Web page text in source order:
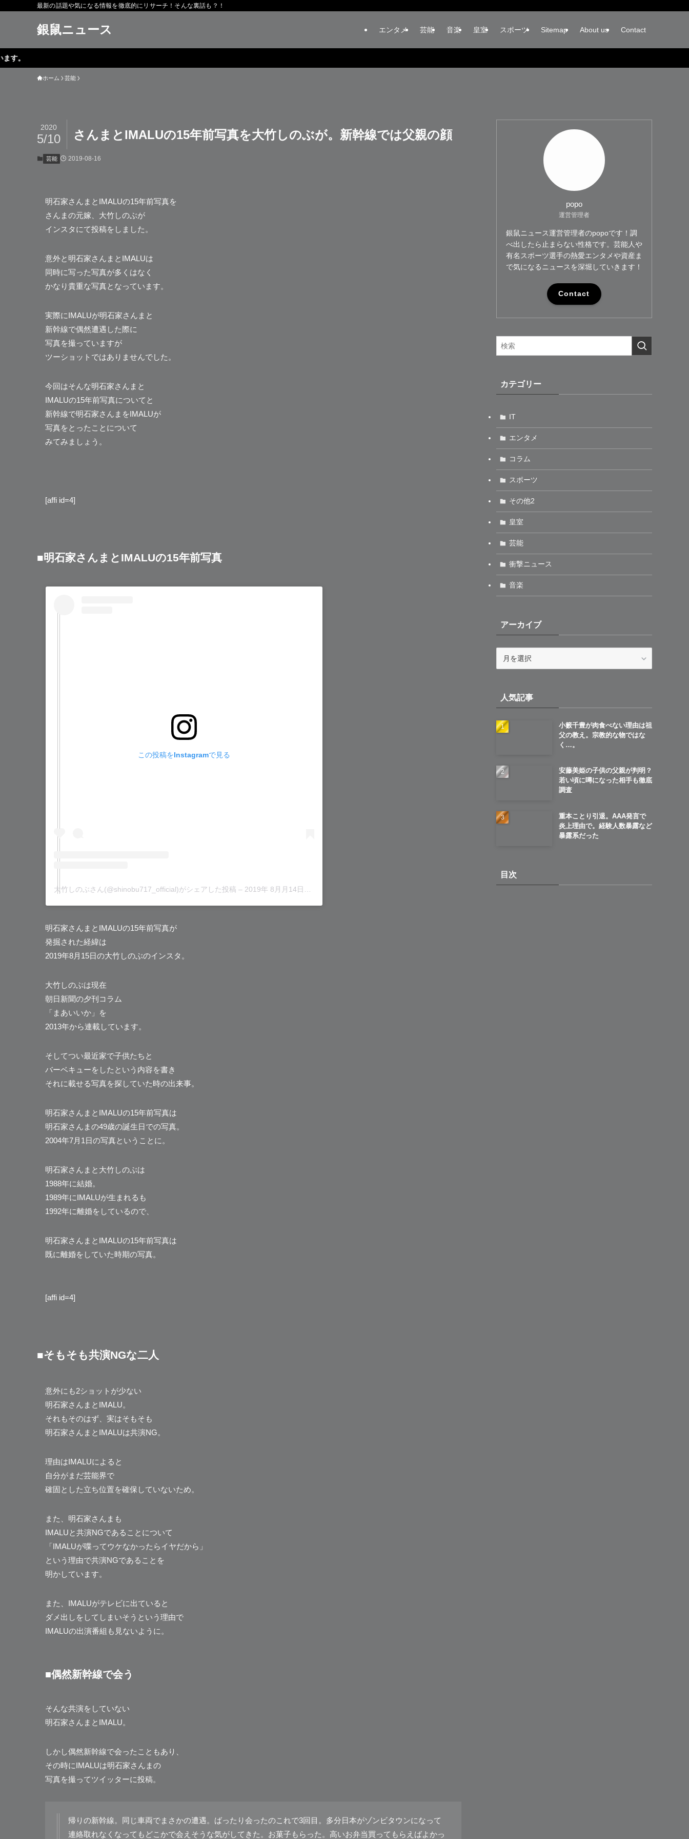
最新の話題や気になる情報を徹底的にリサーチ！そんな裏話も？！
銀鼠ニュース エンタメ 芸能 音楽 皇室 スポーツ Sitemap About us Contact
ホーム 芸能
さんまとIMALUの15年前写真を大竹しのぶが。新幹線では父親の顔
2020
5/10
芸能 2019-08-16
明石家さんま とIMALUの15年前写真を
さんまの元嫁、大竹しのぶが
インスタにて投稿をしました。
意外と明石家さんまとIMALUは
同時に写った写真が多くはなく
かなり貴重な写真となっています。
実際にIMALUが明石家さんまと
新幹線で偶然遭遇した際に
写真を撮っていますが
ツーショットではありませんでした。
今回はそんな明石家さんまと
IMALUの15年前写真についてと
新幹線で明石家さんまをIMALUが
写真をとったことについて
みてみましょう。
[affi id=4]
■明石家さんまとIMALUの15年前写真
この投稿をInstagramで見る
大竹しのぶさん(@shinobu717_official)がシェアした投稿 – 2019年 8月月14日午後8時52分PDT
明石家さんまとIMALUの15年前写真が
発掘された経緯は
2019年8月15日の大竹しのぶのインスタ。
大竹しのぶは現在
朝日新聞の夕刊コラム
「まあいいか」を
2013年から連載しています。
そしてつい最近家で子供たちと
バーベキューをしたという内容を書き
それに載せる写真を探していた時の出来事。
明石家さんまとIMALUの15年前写真は
明石家さんまの49歳の誕生日での写真。
2004年7月1日の写真ということに。
明石家さんまと大竹しのぶは
1988年に結婚。
1989年にIMALUが生まれるも
1992年に離婚をしているので、
明石家さんまとIMALUの15年前写真は
既に離婚をしていた時期の写真。
[affi id=4]
■そもそも共演NGな二人
意外にも2ショットが少ない
明石家さんまとIMALU。
それもそのはず、実はそもそも
明石家さんまとIMALUは共演NG。
理由はIMALUによると
自分がまだ芸能界で
確固とした立ち位置を確保していないため。
また、明石家さんまも
IMALUと共演NGであることについて
「IMALUが喋ってウケなかったらイヤだから」
という理由で共演NGであることを
明かしています。
また、IMALUがテレビに出ていると
ダメ出しをしてしまいそうという理由で
IMALUの出演番組も見ないように。
■偶然新幹線で会う
そんな共演をしていない
明石家さんまとIMALU。
しかし偶然新幹線で会ったこともあり、
その時にIMALUは明石家さんまの
写真を撮ってツイッターに投稿。
帰りの新幹線。同じ車両でまさかの遭遇。ばったり会ったのこれで3回目。多分日本がゾンビタウンになって
連絡取れなくなってもどこかで会えそうな気がしてきた。お菓子もらった。高いお弁当買ってもらえばよかっ
popo
運営管理者
銀鼠ニュース運営管理者のpopoです！調
べ出したら止まらない性格です。芸能人や
有名スポーツ選手の熱愛エンタメや資産ま
で気になるニュースを深堀していきます！
Contact
カテゴリー
IT
エンタメ
コラム
スポーツ
その他2
皇室
芸能
衝撃ニュース
音楽
アーカイブ
ブ人気記事
小籔千豊が肉食べない理由は祖
父の教え。宗教的な物ではな
く…。
安藤美姫の子供の父親が判明？
若い頃に噂になった相手も徹底
調査
重本ことり引退。AAA発言で
炎上理由で。経験人数暴露など
暴露系だった
目次